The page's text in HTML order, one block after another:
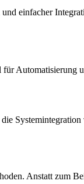
einfacher
Automatisierung
Anstatt zum